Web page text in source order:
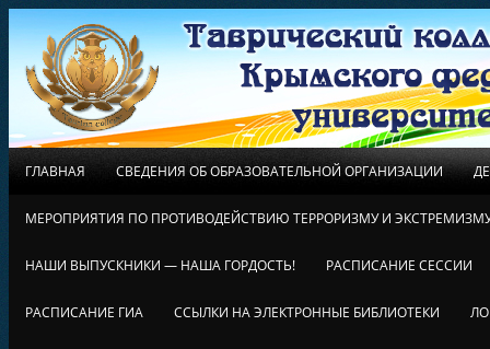
ГЛАВНАЯ СВЕДЕНИЯ ОБ ОБРАЗОВАТЕЛЬНОЙ ОРГАНИЗАЦИИ
МЕРОПРИЯТИЯ ПО ПРОТИВОДЕЙСТВИЮ ТЕРРОРИЗМУ И
НАШИ ВЫПУСКНИКИ — НАША ГОРДОСТЬ! РАСПИСАНИЕ СЕССИИ
РАСПИСАНИЕ ГИА ССЫЛКИ НА ЭЛЕКТРОННЫЕ БИБЛИОТЕКИ